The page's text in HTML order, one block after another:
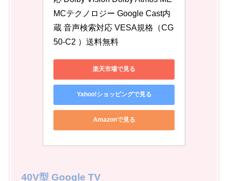
MCテクノロジー Google Cast内
蔵 音声検索対応 VESA規格（CG
50-C2 ）送料無料
楽天市場で見る
Yahoo!ショッピングで見る
Amazonで見る
40V型 Google TV